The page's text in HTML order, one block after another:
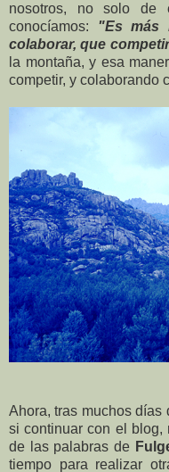
nosotros, no solo de
conocíamos: "Es más
colaborar, que
la montaña, y esa
competir, y colaborando
Ahora, tras muchos días
si continuar con el blog,
de las palabras de
tiempo para realizar